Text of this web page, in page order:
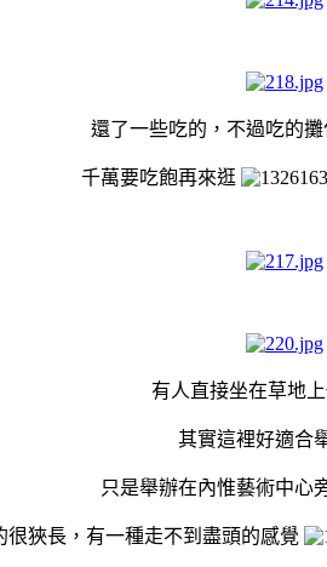
還了一些吃的，不過吃的
千萬要吃飽再來逛
有人直接坐在草地
其實這裡好適合
只是舉辦在內惟藝術中心
很狹長，有一種走不到盡頭的感覺